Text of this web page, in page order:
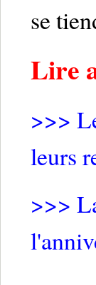
se
Lire
>>>
leurs
>>>